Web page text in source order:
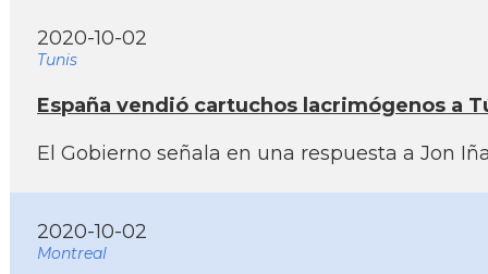
2020-10-02
Tunis
España vendió cartuchos lacrimógenos a
El Gobierno señala en una respuesta a Jon
2020-10-02
Montreal